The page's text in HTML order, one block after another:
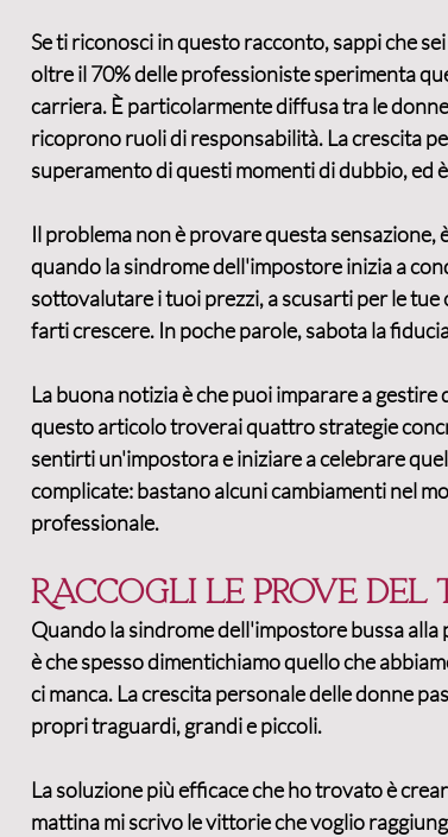
Se ti riconosci in questo racconto, sappi che
oltre il 70% delle professioniste sperimenta
carriera. È particolarmente diffusa tra le
ricoprono ruoli di responsabilità. La crescita
superamento di questi momenti di dubbio, ed
Il problema non è provare questa
quando la sindrome dell'impostore inizia a
sottovalutare i tuoi prezzi, a scusarti per le
farti crescere. In poche parole, sabota la
La buona notizia è che puoi imparare a
questo articolo troverai quattro strategie
sentirti un'impostora e iniziare a celebrare
complicate: bastano alcuni cambiamenti nel
professionale.
Raccogli le prove
Quando la sindrome dell'impostore bussa
è che spesso dimentichiamo quello che
ci manca. La crescita personale delle donne
propri traguardi, grandi e piccoli.
La soluzione più efficace che ho trovato è
mattina mi scrivo le vittorie che voglio